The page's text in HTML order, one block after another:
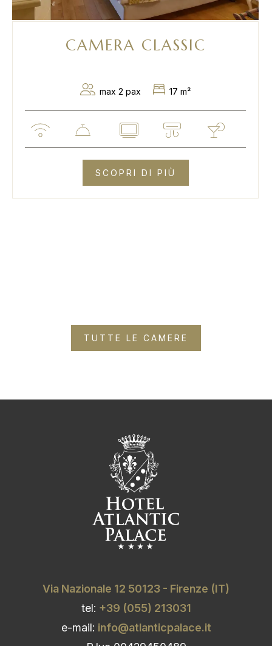
CAMERA CLASSIC
max 2 pax 17 m²
SCOPRI DI PIÙ
TUTTE LE CAMERE
Via Nazionale 12 50123 - Firenze (IT)
tel: +39 (055) 213031
e-mail: info@atlanticpalace.it